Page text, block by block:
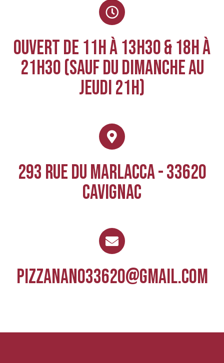
ouvert de 11h à 13h30 & 18h à
21h30 (sauf du dimanche au
jeudi 21h)
293 RUE DU MARLACCA - 33620
CAVIGNAC
pizzanano33620@gmail.com